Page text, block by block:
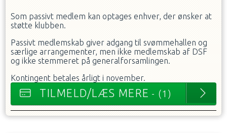
Som passivt medlem kan optages enhver, der ønsker at
støtte klubben.
Passivt medlemskab giver adgang til svømmehallen og
særlige arrangementer, men ikke medlemskab af DSF
og ikke stemmeret på generalforsamlingen.
Kontingent betales årligt i november.
TILMELD/LÆS MERE - (1)